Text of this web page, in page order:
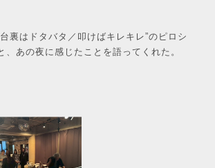
裏はドタバタ／叩けばキレキレ”のピロシ
、あの夜に感じたことを語ってくれた。